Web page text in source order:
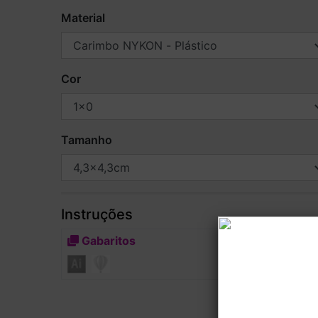
Material
Cor
Tamanho
Instruções
Gabaritos